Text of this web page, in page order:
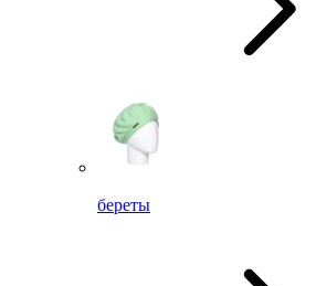
береты